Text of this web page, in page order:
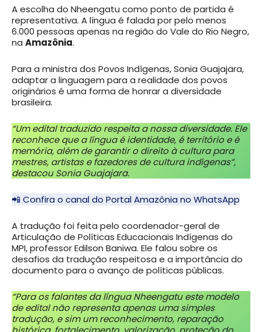
A escolha do Nheengatu como ponto de partida é
representativa. A língua é falada por pelo menos
6.000 pessoas apenas na região do Vale do Rio Negro,
na Amazônia.
Para a ministra dos Povos Indígenas, Sonia Guajajara,
adaptar a linguagem para a realidade dos povos
originários é uma forma de honrar a diversidade
brasileira.
“Um edital traduzido respeita a nossa diversidade. Ele
reconhece que a língua é identidade, é território e é
memória, além de garantir o direito à cultura para
mestres, artistas e fazedores de cultura indígenas”,
destacou Sonia Guajajara.
📲 Confira o canal do Portal Amazônia no WhatsApp
A tradução foi feita pelo coordenador-geral de
Articulação de Políticas Educacionais Indígenas do
MPI, professor Edilson Baniwa. Ele falou sobre os
desafios da tradução respeitosa e a importância do
documento para o avanço de políticas públicas.
“Para os falantes da língua Nheengatu este modelo
de edital não representa apenas uma simples
tradução, e sim um reconhecimento, reparação